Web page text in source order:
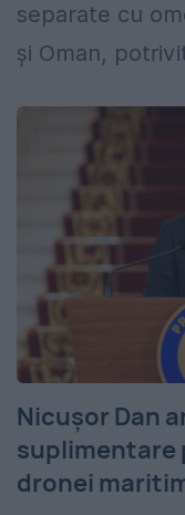
separate cu
și Oman,
Nicușor Dan
suplimentare
dronei